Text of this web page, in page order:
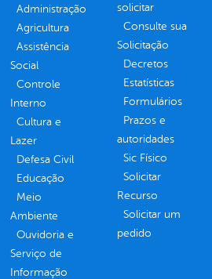
Administração
Agricultura
Assistência
Social
Controle
Interno
Cultura e
Lazer
Defesa Civil
Educação
Meio
Ambiente
Ouvidoria e
Serviço de
Informação
solicitar
Consulte sua
Solicitação
Decretos
Estatísticas
Formulários
Prazos e
autoridades
Sic Físico
Solicitar
Recurso
Solicitar um
pedido